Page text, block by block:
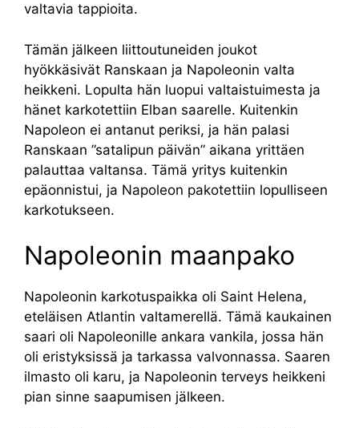
valtavia tappioita.
Tämän jälkeen liittoutuneiden joukot
hyökkäsivät Ranskaan ja Napoleonin valta
heikkeni. Lopulta hän luopui valtaistuimesta ja
hänet karkotettiin Elban saarelle. Kuitenkin
Napoleon ei antanut periksi, ja hän palasi
Ranskaan ”satalipun päivän” aikana yrittäen
palauttaa valtansa. Tämä yritys kuitenkin
epäonnistui, ja Napoleon pakotettiin lopulliseen
karkotukseen.
Napoleonin maanpako
Napoleonin karkotuspaikka oli Saint Helena,
eteläisen Atlantin valtamerellä. Tämä kaukainen
saari oli Napoleonille ankara vankila, jossa hän
oli eristyksissä ja tarkassa valvonnassa. Saaren
ilmasto oli karu, ja Napoleonin terveys heikkeni
pian sinne saapumisen jälkeen.